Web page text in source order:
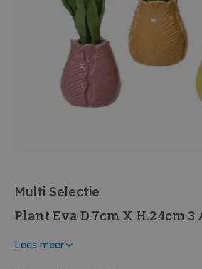
Multi Selectie
Plant Eva D.7cm X H.24cm
Lees meer